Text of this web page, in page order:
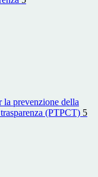
la prevenzione della
(PTPCT) 5